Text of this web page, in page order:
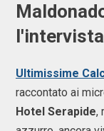
Ultimissime
raccontato ai
Hotel Serapide,